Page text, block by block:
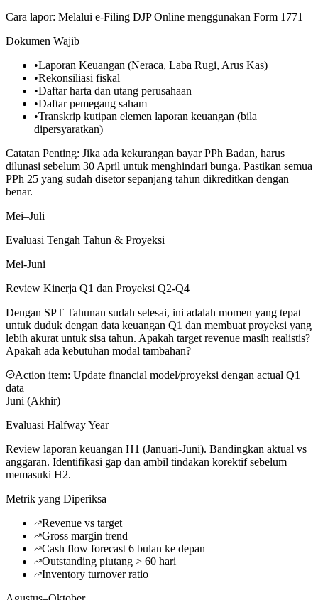
Cara lapor: Melalui e-Filing DJP Online menggunakan Form 1771
Dokumen Wajib
•Laporan Keuangan (Neraca, Laba Rugi, Arus Kas)
•Rekonsiliasi fiskal
•Daftar harta dan utang perusahaan
•Daftar pemegang saham
•Transkrip kutipan elemen laporan keuangan (bila
dipersyaratkan)
Catatan Penting: Jika ada kekurangan bayar PPh Badan, harus
dilunasi sebelum 30 April untuk menghindari bunga. Pastikan semua
PPh 25 yang sudah disetor sepanjang tahun dikreditkan dengan
benar.
Mei–Juli
Evaluasi Tengah Tahun & Proyeksi
Mei-Juni
Review Kinerja Q1 dan Proyeksi Q2-Q4
Dengan SPT Tahunan sudah selesai, ini adalah momen yang tepat
untuk duduk dengan data keuangan Q1 dan membuat proyeksi yang
lebih akurat untuk sisa tahun. Apakah target revenue masih realistis?
Apakah ada kebutuhan modal tambahan?
Action item: Update financial model/proyeksi dengan actual Q1
data
Juni (Akhir)
Evaluasi Halfway Year
Review laporan keuangan H1 (Januari-Juni). Bandingkan aktual vs
anggaran. Identifikasi gap dan ambil tindakan korektif sebelum
memasuki H2.
Metrik yang Diperiksa
Revenue vs target
Gross margin trend
Cash flow forecast 6 bulan ke depan
Outstanding piutang > 60 hari
Inventory turnover ratio